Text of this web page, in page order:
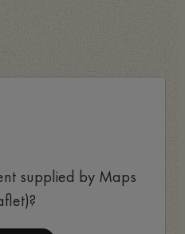
supplied by Maps
?